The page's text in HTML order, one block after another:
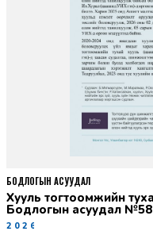
Хууль тогтоомжийн тухай хуулийн хэрэгжилт -
Бодлогын асуудал №58
2026-06-02
БОДЛОГЫН АСУУДАЛ